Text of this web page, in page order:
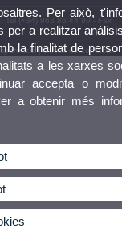
Tel (+34) 963 86 44 90 - Fax
|Bústia de contacte
Per això,
per a realitzar
la finalitat de
a les xarxes
accepta o
a obtenir més